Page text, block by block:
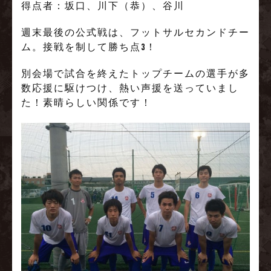
得点者：坂口、川下（恭）、谷川
週末最後の公式戦は、フットサルセカンドチー
ム。接戦を制して勝ち点3！
別会場で試合を終えたトップチームの選手が多
数応援に駆けつけ、熱い声援を送っていまし
た！素晴らしい関係です！